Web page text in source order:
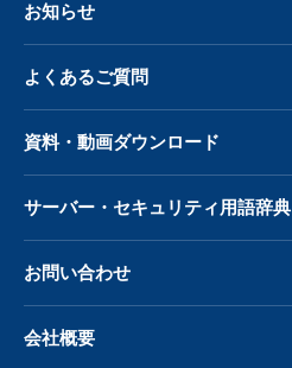
お知らせ
よくあるご質問
資料・動画ダウンロード
サーバー・ セキュリティ用語辞典
お問い合わせ
会社概要